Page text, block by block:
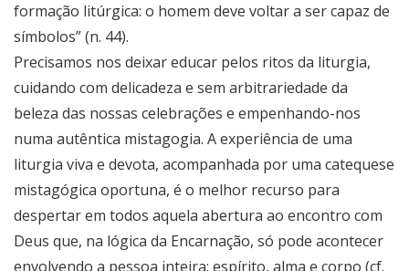
formação litúrgica: o homem deve voltar a ser capaz de
símbolos” (n. 44).
Precisamos nos deixar educar pelos ritos da liturgia,
cuidando com delicadeza e sem arbitrariedade da
beleza das nossas celebrações e empenhando-nos
numa autêntica mistagogia. A experiência de uma
liturgia viva e devota, acompanhada por uma catequese
mistagógica oportuna, é o melhor recurso para
despertar em todos aquela abertura ao encontro com
Deus que, na lógica da Encarnação, só pode acontecer
envolvendo a pessoa inteira: espírito, alma e corpo (cf.